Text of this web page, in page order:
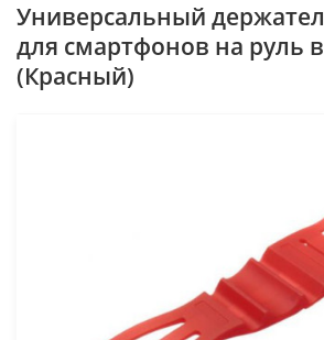
Универсальный
для смартфонов на руль
(Красный)